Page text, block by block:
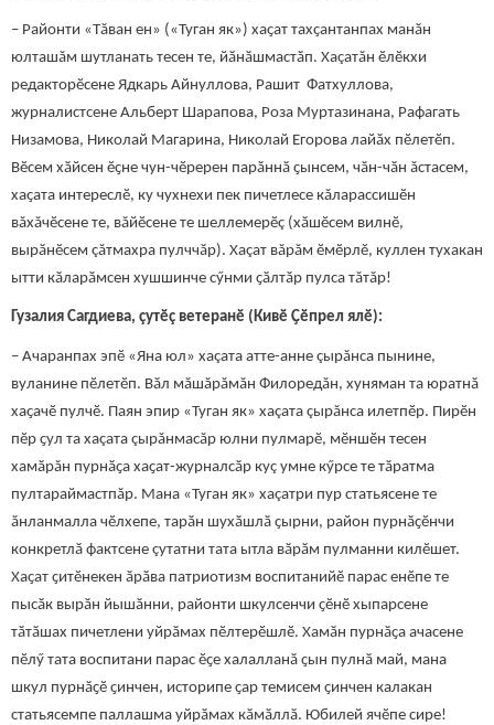
– Районти «Тăван ен» («Туган як») хаҫат тахҫантанпах манӑн
юлташăм шутланать тесен те, йӑнӑшмастӑп. Хаçатăн ӗлӗкхи
редакторӗсене Ядкарь Айнуллова, Рашит Фатхуллова,
журналистсене Альберт Шарапова, Роза Муртазинана, Рафагать
Низамова, Николай Магарина, Николай Егорова лайӑх пӗлетӗп.
Вӗсем хӑйсен ӗҫне чун-чӗререн парӑннӑ ҫынсем, чӑн-чӑн ăстасем,
хаҫата интереслӗ, ку чухнехи пек пичетлесе кăларассишӗн
вăхăчӗсене те, вăйӗсене те шеллемерӗç (хӑшӗсем вилнӗ,
вырӑнӗсем çăтмахра пулччӑр). Хаçат вăрăм ӗмӗрлӗ, куллен тухакан
ытти кӑларӑмсен хушшинче сӳнми ҫӑлтӑр пулса тăтăр!
Гузалия Сагдиева, çутӗç ветеранӗ (Кивӗ Ҫӗпрел ялӗ):
– Ачаранпах эпӗ «Яна юл» хаçата атте-анне çырăнса пынине,
вуланине пӗлетӗп. Вӑл мăшăрăмăн Филоредăн, хуняман та юратнӑ
хаҫачӗ пулчӗ. Паян эпир «Туган як» хаçата çырăнса илетпӗр. Пирӗн
пӗр ҫул та хаçата çырăнмасăр юлни пулмарӗ, мӗншӗн тесен
хамӑрăн пурнӑҫа хаҫат-журналсӑр куç умне кӳрсе те тӑратма
пултараймастпăр. Мана «Туган як» хаçатри пур статьясене те
ӑнланмалла чӗлхепе, тарӑн шухӑшлӑ ҫырни, район пурнӑҫӗнчи
конкретлӑ фактсене çутатни тата ытла вӑрӑм пулманни килӗшет.
Хаҫат ҫитӗнекен ӑрӑва патриотизм воспитанийӗ парас енӗпе те
пысӑк вырӑн йышӑнни, районти шкулсенчи ҫӗнӗ хыпарсене
тӑтӑшах пичетлени уйрӑмах пӗлтерӗшлӗ. Хамӑн пурнӑҫа ачасене
пӗлӳ тата воспитани парас ӗҫе халалланӑ ҫын пулнӑ май, мана
шкул пурнӑҫӗ ҫинчен, историпе ҫар темисем ҫинчен калакан
статьясемпе паллашма уйрӑмах кӑмӑллӑ. Юбилей ячӗпе сире!